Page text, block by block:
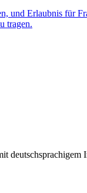
und Erlaubnis für
tragen.